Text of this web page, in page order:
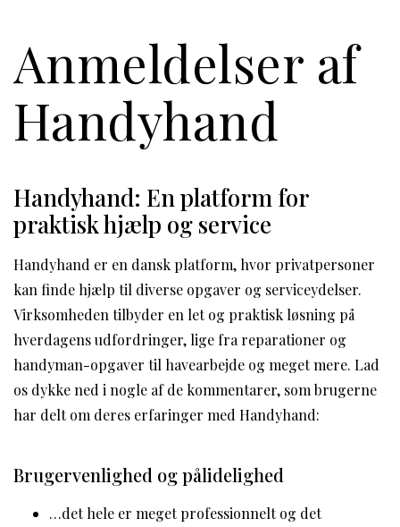
Anmeldelser af
Handyhand
Handyhand: En platform for
praktisk hjælp og service
Handyhand er en dansk platform, hvor privatpersoner
kan finde hjælp til diverse opgaver og serviceydelser.
Virksomheden tilbyder en let og praktisk løsning på
hverdagens udfordringer, lige fra reparationer og
handyman-opgaver til havearbejde og meget mere. Lad
os dykke ned i nogle af de kommentarer, som brugerne
har delt om deres erfaringer med Handyhand:
Brugervenlighed og pålidelighed
…det hele er meget professionnelt og det